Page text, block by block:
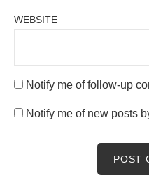
WEBSITE
Notify me of follow-up
Notify me of new posts